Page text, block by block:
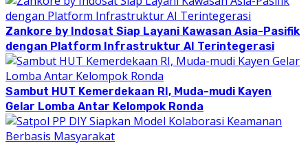
Zankore by Indosat Siap Layani Kawasan Asia-Pasifik
dengan Platform Infrastruktur AI Terintegerasi
Sambut HUT Kemerdekaan RI, Muda-mudi Kayen
Gelar Lomba Antar Kelompok Ronda